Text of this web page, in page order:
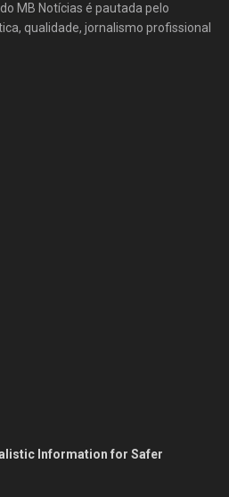
MB Notícias é pautada pelo
qualidade, jornalismo profissional
Information for Safer